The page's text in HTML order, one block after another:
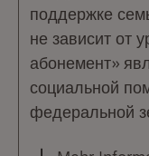
поддержке
не зависит от
абонемент»
социальной
федеральной